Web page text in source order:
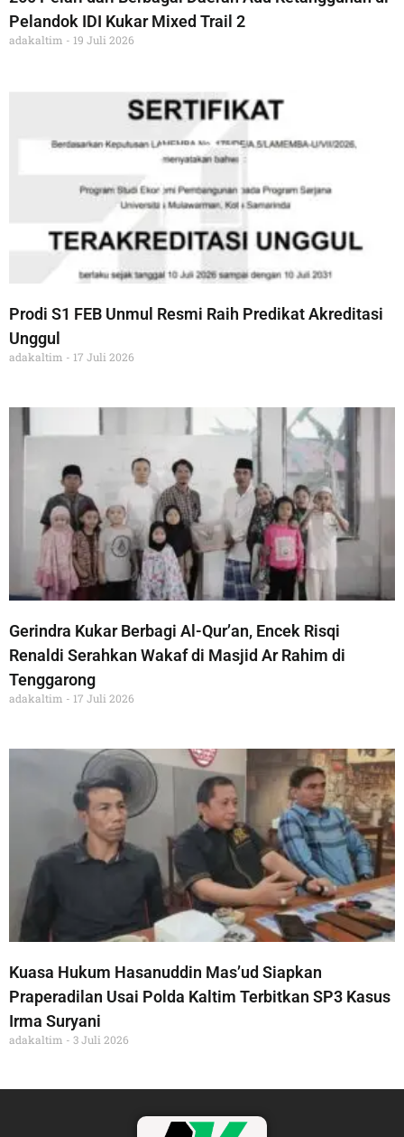
Pelandok IDI Kukar Mixed Trail 2
adakaltim 19 Juli 2026
Prodi S1 FEB Unmul Resmi Raih Predikat Akreditasi
Unggul
adakaltim 17 Juli 2026
Gerindra Kukar Berbagi Al-Qur’an, Encek Risqi
Renaldi Serahkan Wakaf di Masjid Ar Rahim di
Tenggarong
adakaltim 17 Juli 2026
Kuasa Hukum Hasanuddin Mas’ud Siapkan
Praperadilan Usai Polda Kaltim Terbitkan SP3 Kasus
Irma Suryani
adakaltim 3 Juli 2026